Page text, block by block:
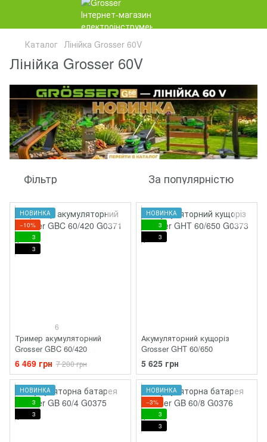
Каталог Лінійка Grosser 60V
Лінійка Grosser 60V
Фільтр За популярністю
НОВИНКА
−10%
3
3
6
Тример акумуляторний
Grosser GBC 60/420
6 469 грн 7 200 грн
НОВИНКА
3
3
Акумуляторний кущоріз
Grosser GHT 60/650
5 625 грн
НОВИНКА
3
3
НОВИНКА
−3%
3
3